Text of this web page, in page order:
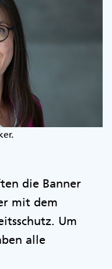
die Banner
mit dem
Um
alle